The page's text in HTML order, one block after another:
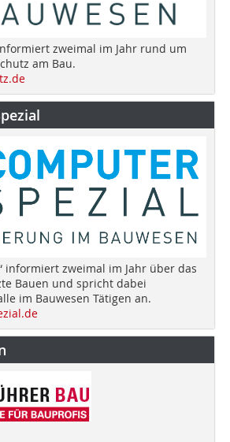
zweimal im Jahr rund um
am Bau.
informiert zweimal im Jahr über das
Bauen und spricht dabei
im Bauwesen Tätigen an.